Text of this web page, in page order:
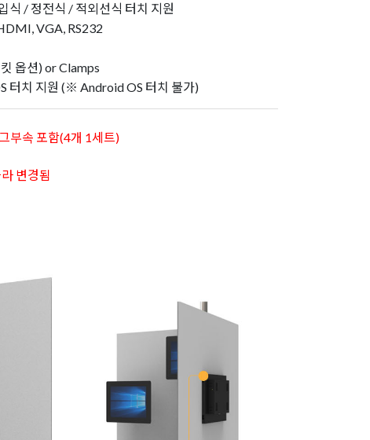
식 / 정전식 / 적외선식 터치 지원
VGA, RS232
옵션) or Clamps
터치 지원 (※ Android OS 터치 불가)
부속 포함(4개 1세트)
변경됨